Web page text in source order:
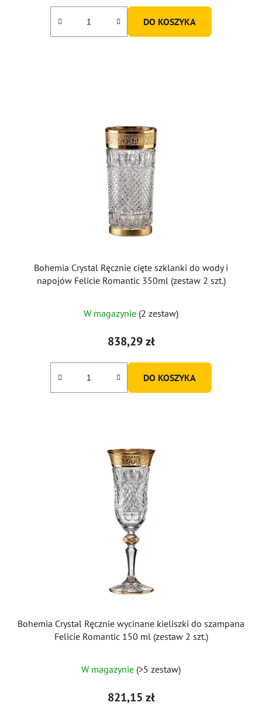
DO KOSZYKA
Bohemia Crystal Ręcznie cięte szklanki do wody i
napojów Felicie Romantic 350ml (zestaw 2 szt.)
W magazynie (2 zestaw)
838,29 zł
DO KOSZYKA
Bohemia Crystal Ręcznie wycinane kieliszki do szampana
Felicie Romantic 150 ml (zestaw 2 szt.)
W magazynie (>5 zestaw)
821,15 zł